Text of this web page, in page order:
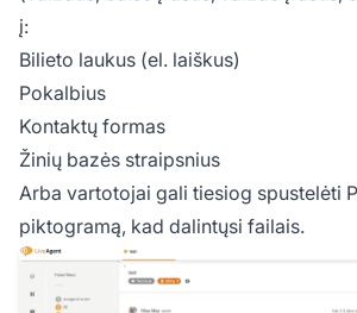
į:
Bilieto laukus (el. laiškus)
Pokalbius
Kontaktų formas
Žinių bazės straipsnius
Arba vartotojai gali tiesiog spustelėti
piktogramą, kad dalintųsi failais.